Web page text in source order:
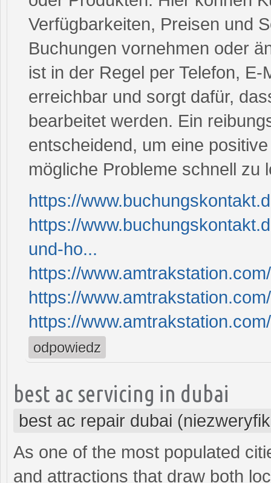
Verfügbarkeiten, Preisen und
Buchungen vornehmen oder
ist in der Regel per Telefon,
erreichbar und sorgt dafür,
bearbeitet werden. Ein
entscheidend, um eine
mögliche Probleme schnell zu
https://
https://
und-ho...
https://
https://
https://
odpowiedz
best ac servicing in dubai
best ac repair dubai
As one of the most populated
and attractions that draw both